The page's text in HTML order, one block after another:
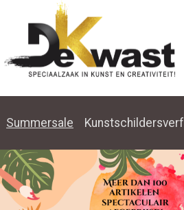
Summersale Kunstschildersverf